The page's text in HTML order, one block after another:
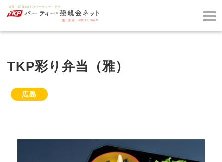
TKP彩り弁当（雅）
広島